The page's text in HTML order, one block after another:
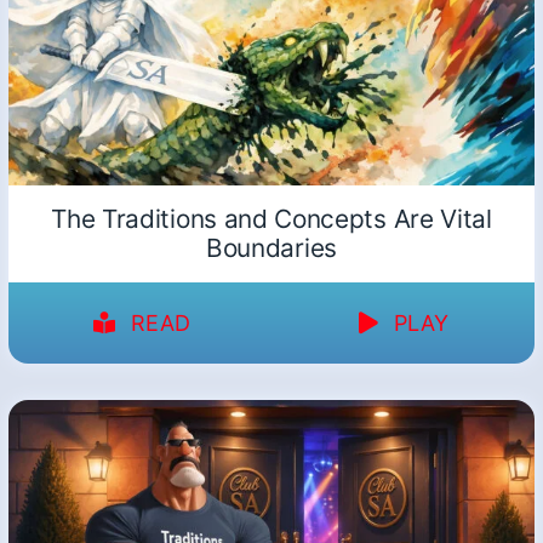
The Traditions and Concepts Are Vital
Boundaries
READ PLAY